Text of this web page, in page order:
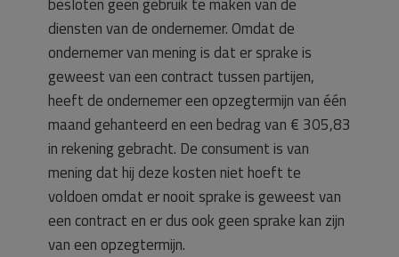
diensten van de ondernemer. Omdat de
ondernemer van mening is dat er sprake is
geweest van een contract tussen partijen,
heeft de ondernemer een opzegtermijn van één
maand gehanteerd en een bedrag van € 305,83
in rekening gebracht. De consument is van
mening dat hij deze kosten niet hoeft te
voldoen omdat er nooit sprake is geweest van
een contract en er dus ook geen sprake kan zijn
van een opzegtermijn.